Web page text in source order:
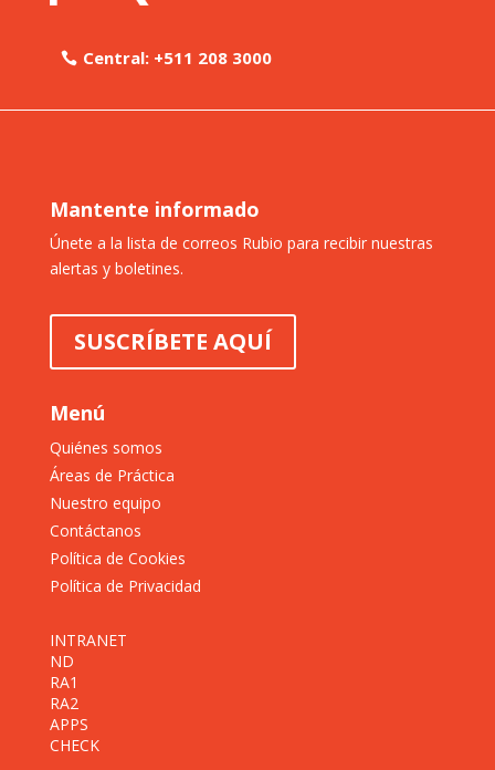
Central: +511 208 3000
Mantente informado
Únete a la lista de correos Rubio para recibir nuestras
alertas y boletines.
SUSCRÍBETE AQUÍ
Menú
Quiénes somos
Áreas de Práctica
Nuestro equipo
Contáctanos
Política de Cookies
Política de Privacidad
INTRANET
ND
RA1
RA2
APPS
CHECK